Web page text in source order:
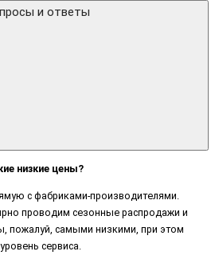
и ответы
низкие цены?
с фабриками-производителями.
проводим сезонные распродажи и
пожалуй, самыми низкими, при этом
сервиса.